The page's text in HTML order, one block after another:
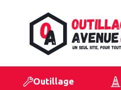
Outillage